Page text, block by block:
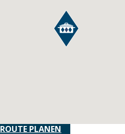
ROUTE PLANEN